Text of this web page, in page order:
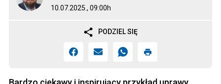
10.07.2025., 09:00h
PODZIEL SIĘ